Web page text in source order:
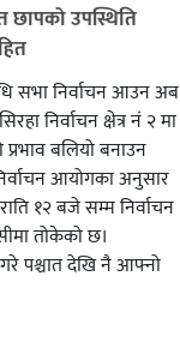
छापको उपस्थिति
सभा निर्वाचन आउन अब
निर्वाचन क्षेत्र नं २ मा
बलियो बनाउन
आयोगका अनुसार
१२ बजे सम्म निर्वाचन
तोकेको छ।
पश्चात देखि नै आफ्नो